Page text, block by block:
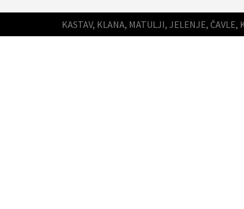
KASTAV, KLANA, MATULJI, JELENJE,